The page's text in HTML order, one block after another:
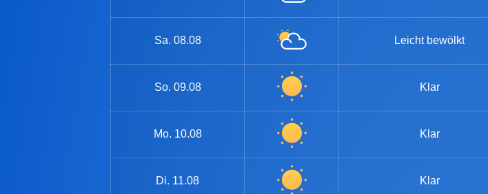
Sa. 08.08 Leicht bewölkt
So. 09.08 Klar
Mo. 10.08 Klar
Di. 11.08 Klar